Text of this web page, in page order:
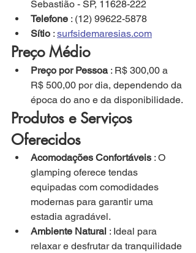
Sebastião - SP, 11628-222
Telefone : (12) 99622-5878
Sítio : surfsidemaresias.com
Preço Médio
Preço por Pessoa : R$ 300,00 a
R$ 500,00 por dia, dependendo da
época do ano e da disponibilidade.
Produtos e Serviços
Oferecidos
Acomodações Confortáveis : O
glamping oferece tendas
equipadas com comodidades
modernas para garantir uma
estadia agradável.
Ambiente Natural : Ideal para
relaxar e desfrutar da tranquilidade